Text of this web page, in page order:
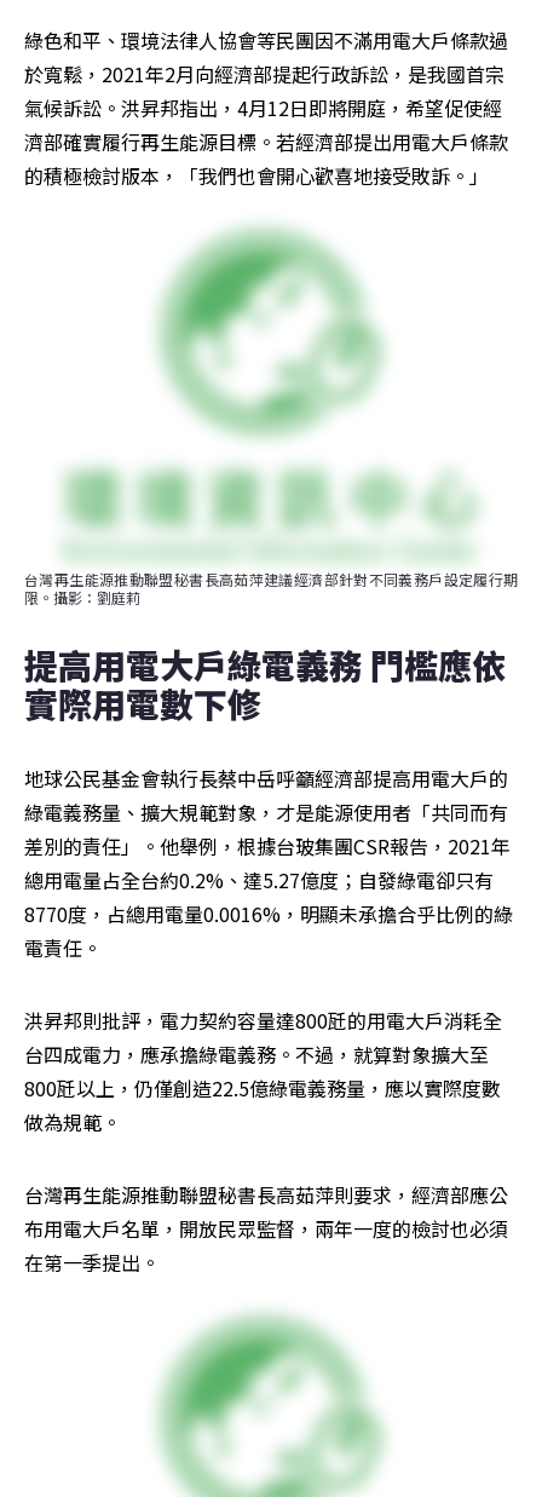
綠色和平、環境法律人協會等民團因不滿用電大戶條款過
於寬鬆，2021年2月向經濟部提起行政訴訟，是我國首宗
氣候訴訟。洪昇邦指出，4月12日即將開庭，希望促使經
濟部確實履行再生能源目標。若經濟部提出用電大戶條款
的積極檢討版本，「我們也會開心歡喜地接受敗訴。」
台灣再生能源推動聯盟秘書長高茹萍建議經濟部針對不同義務戶設定履行期
限。攝影：劉庭莉
提高用電大戶綠電義務 門檻應依
實際用電數下修
地球公民基金會執行長蔡中岳呼籲經濟部提高用電大戶的
綠電義務量、擴大規範對象，才是能源使用者「共同而有
差別的責任」。他舉例，根據台玻集團CSR報告，2021年
總用電量占全台約0.2%、達5.27億度；自發綠電卻只有
8770度，占總用電量0.0016%，明顯未承擔合乎比例的綠
電責任。
洪昇邦則批評，電力契約容量達800瓩的用電大戶消耗全
台四成電力，應承擔綠電義務。不過，就算對象擴大至
800瓩以上，仍僅創造22.5億綠電義務量，應以實際度數
做為規範。
台灣再生能源推動聯盟秘書長高茹萍則要求，經濟部應公
布用電大戶名單，開放民眾監督，兩年一度的檢討也必須
在第一季提出。